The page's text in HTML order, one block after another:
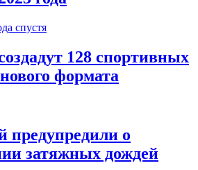
спустя
128 спортивных
формата
предупредили о
затяжных дождей